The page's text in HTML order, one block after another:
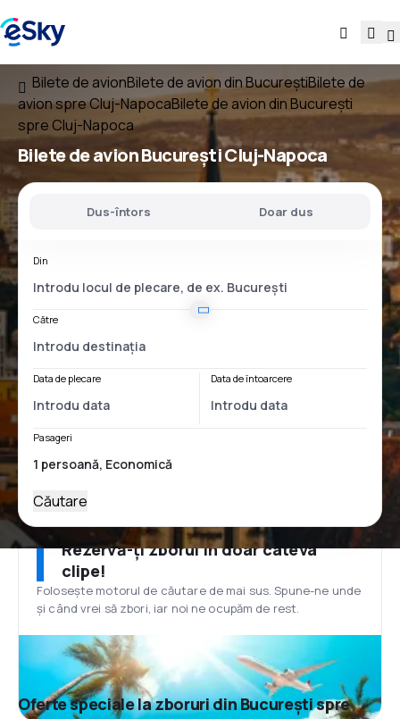
Bilete de avionBilete de avion din BucureștiBilete de
avion spre Cluj-NapocaBilete de avion din București
spre Cluj-Napoca
Bilete de avionBucurești Cluj-Napoca
Dus-întors Doar dus
Din
Către
Data de plecare Data de întoarcere
Pasageri
Căutare
Rezervă-ți zborul în doar câteva
clipe!
Folosește motorul de căutare de mai sus. Spune-ne unde
și când vrei să zbori, iar noi ne ocupăm de rest.
Oferte speciale la zboruri din București spre